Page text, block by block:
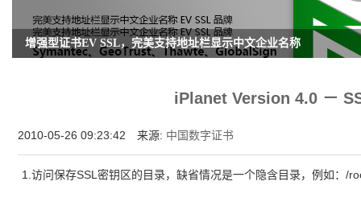
增强型证书EV SSL，完美支持地址栏显示中文企业名称
iPlanet Version 4.0 －
2010-05-26 09:23:42 来源: 中国数字证书
1.访问保存SSL密钥区的目录，缺省情况是一个隐含目录，例如：/